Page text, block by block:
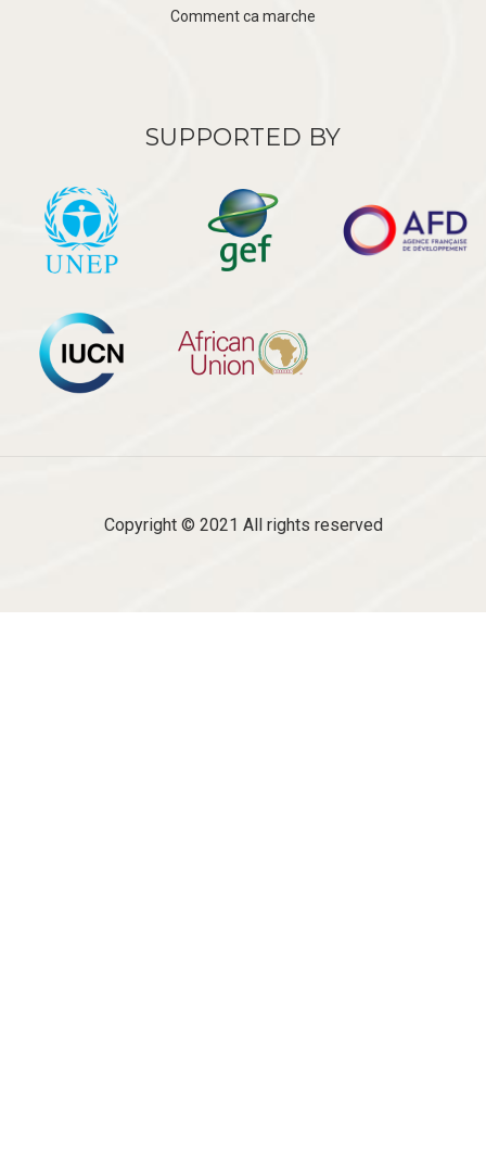
Comment ca marche
SUPPORTED BY
Copyright © 2021 All rights reserved